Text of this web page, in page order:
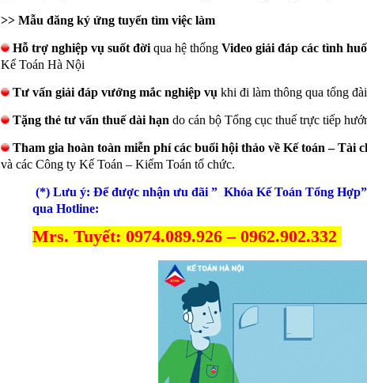
>> Mẫu đăng ký ứng tuyển tìm việc làm
Hỗ trợ nghiệp vụ suốt đời qua hệ thống Video giải đáp các tình
Kế Toán Hà Nội
Tư vấn giải đáp vướng mắc nghiệp vụ khi đi làm thông qua tổng đài
Tặng thẻ tư vấn thuế dài hạn do cán bộ Tổng cục thuế trực tiếp
Tham gia hoàn toàn miễn phí các buổi hội thảo về Kế toán – Tài
và các Công ty Kế Toán – Kiểm Toán tổ chức.
(*) Lưu ý: Để được nhận ưu đãi ” Khóa Kế Toán Tổng
qua Hotline:
Mrs. Tuyết: 0974.089.926 – ‭0962.902.332‬